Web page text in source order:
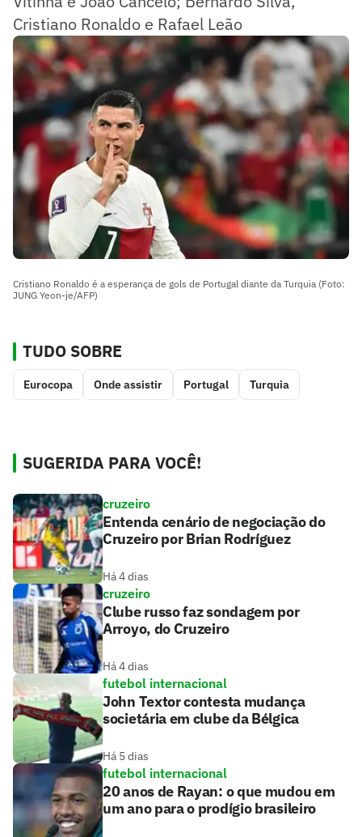
Cristiano Ronaldo e Rafael Leão
Cristiano Ronaldo é a esperança de gols de Portugal diante da Turquia (Foto:
JUNG Yeon-je/AFP)
TUDO SOBRE
Eurocopa Onde assistir Portugal Turquia
SUGERIDA PARA VOCÊ!
cruzeiro
Entenda cenário de negociação do
Cruzeiro por Brian Rodríguez
Há 4 dias
cruzeiro
Clube russo faz sondagem por
Arroyo, do Cruzeiro
Há 4 dias
futebol internacional
John Textor contesta mudança
societária em clube da Bélgica
Há 5 dias
futebol internacional
20 anos de Rayan: o que mudou em
um ano para o prodígio brasileiro